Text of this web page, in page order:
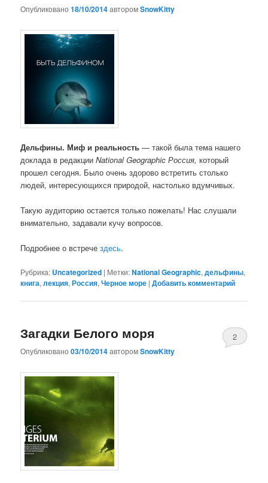
Опубликовано18/10/2014авторомSnowKitty
Дельфины. Миф и реальность — такой была тема нашего
доклада в редакцииNational Geographic Россия, который
прошел сегодня. Было очень здорово встретить столько
людей, интересующихся природой, настолько вдумчивых.
Такую аудиторию остается только пожелать! Нас слушали
внимательно, задавали кучу вопросов.
Подробнее о встречездесь.
Рубрика: Uncategorized | Метки:National Geographic,дельфины,
книга,лекция,Россия,Черное море |Добавить комментарий
Загадки Белого моря
Опубликовано03/10/2014авторомSnowKitty
2